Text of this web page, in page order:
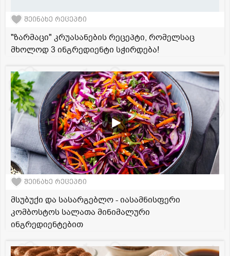
შეინახე რეცეპტი
"ზარმაცი" კრუასანების რეცეპტი, რომელსაც
მხოლოდ 3 ინგრედიენტი სჭირდება!
შეინახე რეცეპტი
მსუბუქი და სასარგებლო - იასამნისფერი
კომბოსტოს სალათა მინიმალური
ინგრედიენტებით